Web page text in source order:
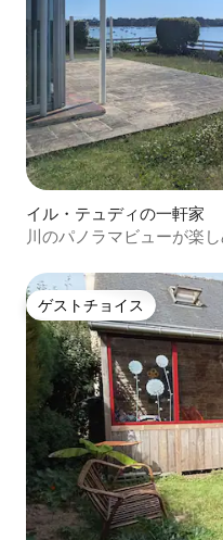
イル・テュディの一軒家
川のパノラマビューが楽
ゲストチョイス
ゲストチョイス